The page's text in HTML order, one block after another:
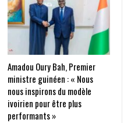
Amadou Oury Bah, Premier
ministre guinéen : « Nous
nous inspirons du modèle
ivoirien pour être plus
performants »